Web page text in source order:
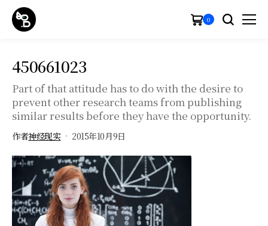
0
450661023
Part of that attitude has to do with the desire to
prevent other research teams from publishing
similar results before they have the opportunity.
作者神经现实 2015年10月9日